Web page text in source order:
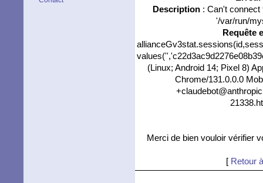
Description: Can't connect
'/var/run/
Requête
(Linux; Android 14; Pixel 8)
Chrome/131.0.0.0
Merci de bien vouloir vérifier
[ Retour